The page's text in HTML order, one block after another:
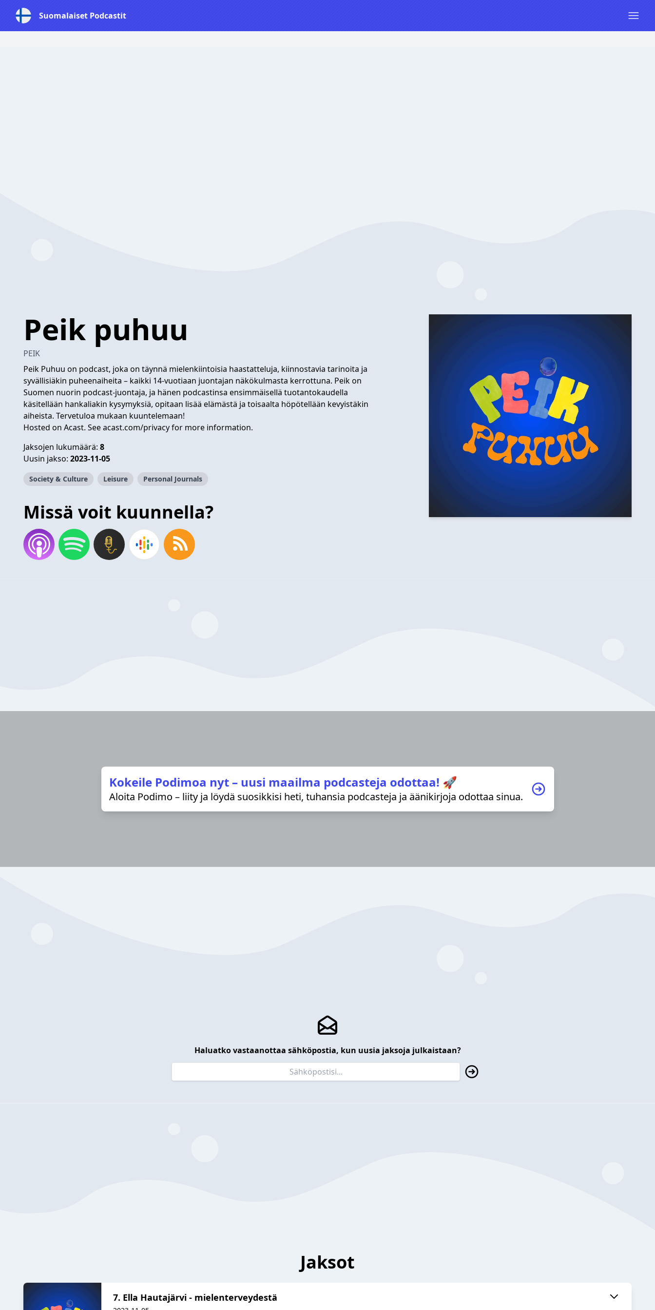
Suomalaiset Podcastit
Peik puhuu
PEIK
Peik Puhuu on podcast, joka on täynnä mielenkiintoisia haastatteluja, kiinnostavia tarinoita ja
syvällisiäkin puheenaiheita – kaikki 14-vuotiaan juontajan näkökulmasta kerrottuna. Peik on
Suomen nuorin podcast-juontaja, ja hänen podcastinsa ensimmäisellä tuotantokaudella
käsitellään hankaliakin kysymyksiä, opitaan lisää elämästä ja toisaalta höpötellään kevyistäkin
aiheista. Tervetuloa mukaan kuuntelemaan!
Hosted on Acast. Seeacast.com/privacyfor more information.
Jaksojen lukumäärä: 8
Uusin jakso: 2023-11-05
Society & Culture Leisure Personal Journals
Missä voit kuunnella?
Kokeile Podimoa nyt – uusi maailma podcasteja odottaa! 🚀
Aloita Podimo – liity ja löydä suosikkisi heti, tuhansia podcasteja ja äänikirjoja odottaa sinua.
Haluatko vastaanottaa sähköpostia, kun uusia jaksoja julkaistaan?
Jaksot
7. Ella Hautajärvi - mielenterveydestä